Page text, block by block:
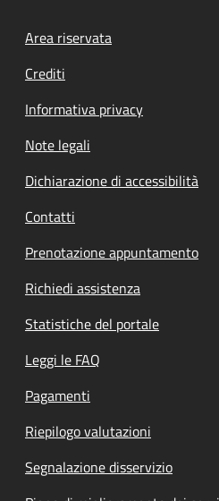
Footer menu
Area riservata
Crediti
Informativa privacy
Note legali
Dichiarazione di accessibilità
Contatti
Prenotazione appuntamento
Richiedi assistenza
Statistiche del portale
Leggi le FAQ
Pagamenti
Riepilogo valutazioni
Segnalazione disservizio